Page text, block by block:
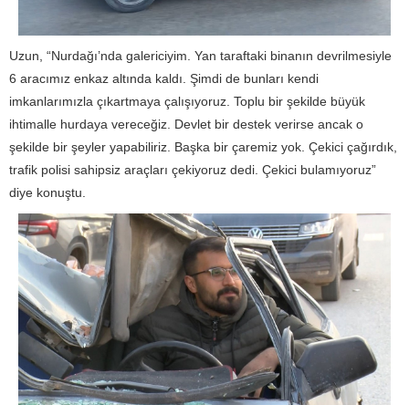
Uzun, “Nurdağı’nda galericiyim. Yan taraftaki binanın devrilmesiyle
6 aracımız enkaz altında kaldı. Şimdi de bunları kendi
imkanlarımızla çıkartmaya çalışıyoruz. Toplu bir şekilde büyük
ihtimalle hurdaya vereceğiz. Devlet bir destek verirse ancak o
şekilde bir şeyler yapabiliriz. Başka bir çaremiz yok. Çekici çağırdık,
trafik polisi sahipsiz araçları çekiyoruz dedi. Çekici bulamıyoruz”
diye konuştu.